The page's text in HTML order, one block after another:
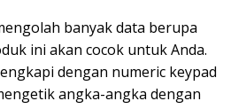
banyak data berupa
ini akan cocok untuk Anda.
dengan numeric keypad
angka-angka dengan